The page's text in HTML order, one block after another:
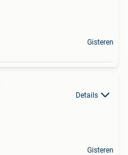
Gisteren
Details
Gisteren